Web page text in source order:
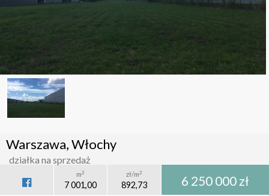
Warszawa, Włochy
działka na sprzedaż
m2
7 001,00
zł/m2
892,73 6 250 000 zł